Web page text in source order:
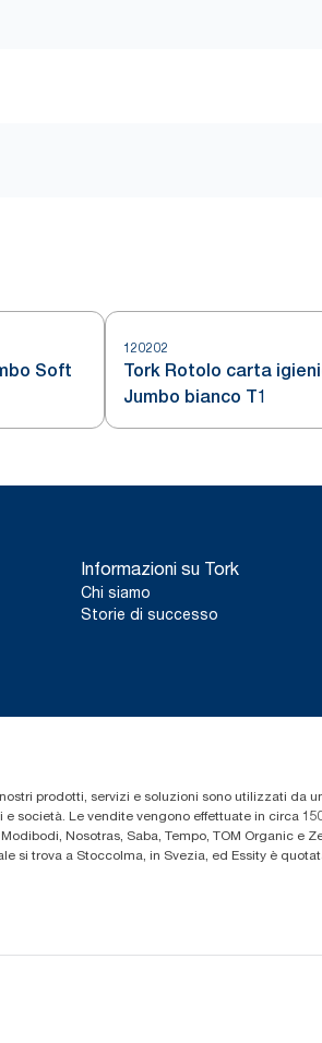
Soft
120202
Tork Rotolo carta
Jumbo bianco T1
Informazioni su Tork
Chi siamo
Storie di successo
prodotti, servizi e soluzioni sono utilizzati da
società. Le vendite vengono effettuate in circa
Nosotras, Saba, Tempo, TOM Organic e
si trova a Stoccolma, in Svezia, ed Essity è